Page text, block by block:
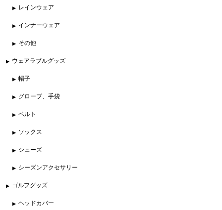
レインウェア
インナーウェア
その他
ウェアラブルグッズ
帽子
グローブ、手袋
ベルト
ソックス
シューズ
シーズンアクセサリー
ゴルフグッズ
ヘッドカバー